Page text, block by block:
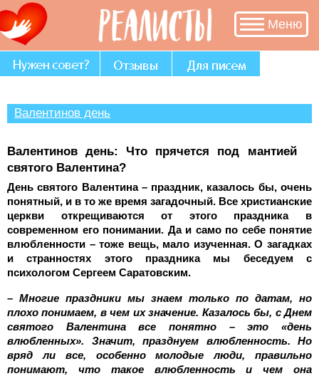
Меню
Валентинов день
Валентинов день: Что прячется под мантией
святого Валентина?
День святого Валентина – праздник, казалось бы, очень
понятный, и в то же время загадочный. Все христианские
церкви открещиваются от этого праздника в
современном его понимании. Да и само по себе понятие
влюбленности – тоже вещь, мало изученная. О загадках
и странностях этого праздника мы беседуем с
психологом Сергеем Саратовским.
– Многие праздники мы знаем только по датам, но
плохо понимаем, в чем их значение. Казалось бы, с Днем
святого Валентина все понятно – это «день
влюбленных». Значит, празднуем влюбленность. Но
вряд ли все, особенно молодые люди, правильно
понимают, что такое влюбленность и чем она